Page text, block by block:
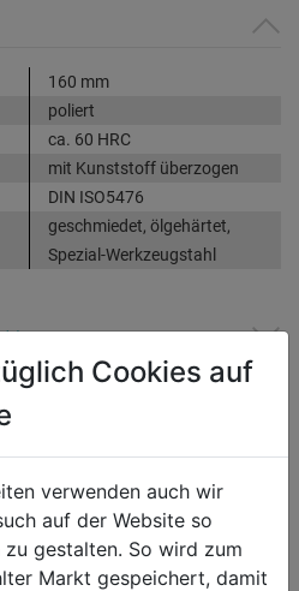
160 mm
poliert
ca. 60 HRC
mit Kunststoff überzogen
DIN ISO5476
geschmiedet, ölgehärtet,
Spezial-Werkzeugstahl
(0)
AUS DIESER
Cookies auf
verwenden auch wir
auf der Website so
gestalten. So wird zum
Markt gespeichert, damit